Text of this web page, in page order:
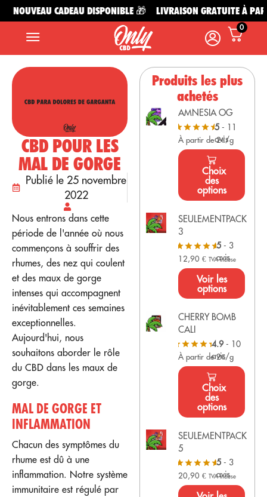
NOUVEAU CADEAU DISPONIBLE 🎁 LIVRAISON GRATUITE À
0
CBD POUR LES
MAL DE GORGE
Publié le 25 novembre
2022
Nous entrons dans cette
période de l'année où nous
commençons à souffrir des
rhumes, des nez qui coulent
et des maux de gorge
intenses qui accompagnent
inévitablement ces semaines
exceptionnelles.
Aujourd'hui, nous
souhaitons aborder le rôle
du CBD dans les maux de
gorge.
MAL DE GORGE ET
INFLAMMATION
Chacun des symptômes du
rhume est dû à une
inflammation. Notre système
immunitaire est régulé par
Produits les plus
achetés
AMNESIA OG
5- 11
avis
À partir de 2€/g
Choix
des
options
SEULEMENTPACK
3
5 - 3
avis
12,90€ TVA incluse
Voir les
options
CHERRY BOMB
CALI
4.9- 10
avis
À partir de 2€/g
Choix
des
options
SEULEMENTPACK
5
5 - 3
avis
20,90€ TVA incluse